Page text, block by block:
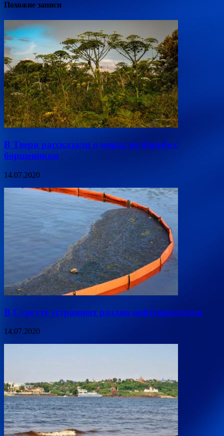
Похожие записи
В Твери рассказали о мерах по борьбе с
борщевиком
14.07.2020
В Сургуте устраняют разлив нефтепродуктов
14.07.2020